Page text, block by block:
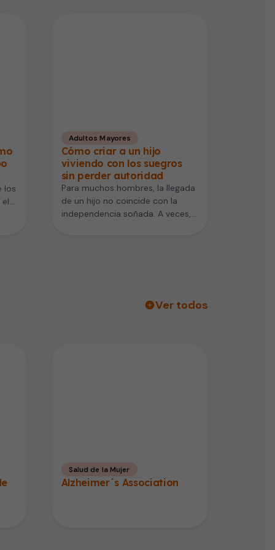
los
Adultos Mayores
Cómo criar a un hijo
viviendo con los suegros
sin perder autoridad
Para muchos hombres, la llegada
de un hijo no coincide con la
independencia soñada. A veces,
Ver todos
Salud de la Mujer
Alzheimer´s Association